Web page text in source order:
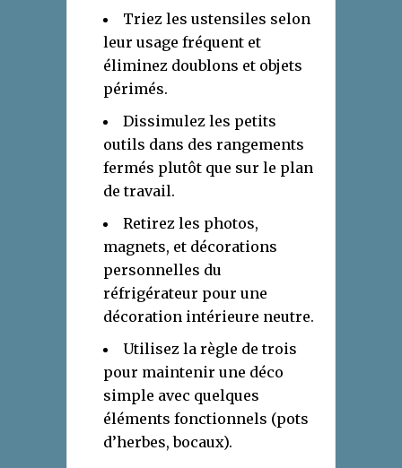
Triez les ustensiles selon
leur usage fréquent et
éliminez doublons et objets
périmés.
Dissimulez les petits
outils dans des rangements
fermés plutôt que sur le plan
de travail.
Retirez les photos,
magnets, et décorations
personnelles du
réfrigérateur pour une
décoration intérieure neutre.
Utilisez la règle de trois
pour maintenir une déco
simple avec quelques
éléments fonctionnels (pots
d’herbes, bocaux).